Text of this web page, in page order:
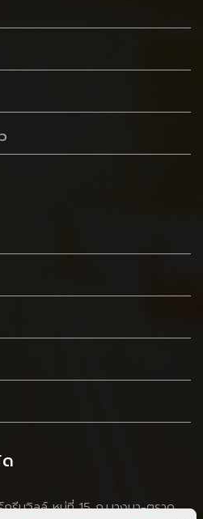
รีนวิลล์ หมู่ที่ 15 ถ.บางนา-ตราด